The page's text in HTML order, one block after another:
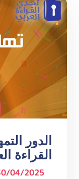
الدور
القراءة
04/2025